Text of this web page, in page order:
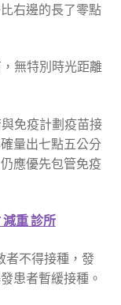
右邊的長了零點
無特別時光距離
免疫計劃疫苗接
量出七點五公分
應優先包管免疫
減重 診所
者不得接種，發
患者暫緩接種。